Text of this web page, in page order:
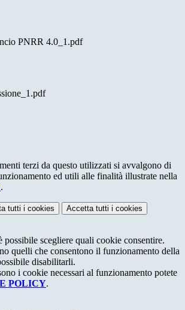
PNRR 4.0_1.pdf
terzi da questo utilizzati si avvalgono di
ed utili alle finalità illustrate nella
.
tutti i cookies Accetta tutti i cookies
possibile scegliere quali cookie consentire.
quelli che consentono il funzionamento della
disabilitarli.
i cookie necessari al funzionamento potete
POLICY.